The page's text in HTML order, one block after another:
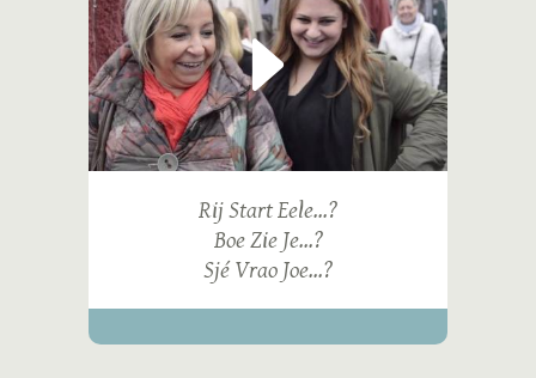
Rij Start Eele...?
Boe Zie Je...?
Sjé Vrao Joe...?